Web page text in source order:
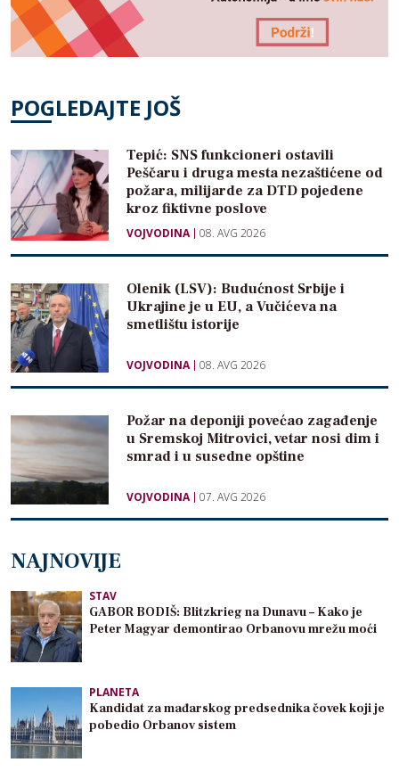
POGLEDAJTE JOŠ
Tepić: SNS funkcioneri ostavili
Peščaru i druga mesta nezaštićene od
požara, milijarde za DTD pojedene
kroz fiktivne poslove
VOJVODINA 08. AVG 2026
Olenik (LSV): Budućnost Srbije i
Ukrajine je u EU, a Vučićeva na
smetlištu istorije
VOJVODINA 08. AVG 2026
Požar na deponiji povećao zagađenje
u Sremskoj Mitrovici, vetar nosi dim i
smrad i u susedne opštine
VOJVODINA 07. AVG 2026
NAJNOVIJE
STAV
GABOR BODIŠ: Blitzkrieg na Dunavu – Kako je
Peter Magyar demontirao Orbanovu mrežu moći
PLANETA
Kandidat za mađarskog predsednika čovek koji je
pobedio Orbanov sistem